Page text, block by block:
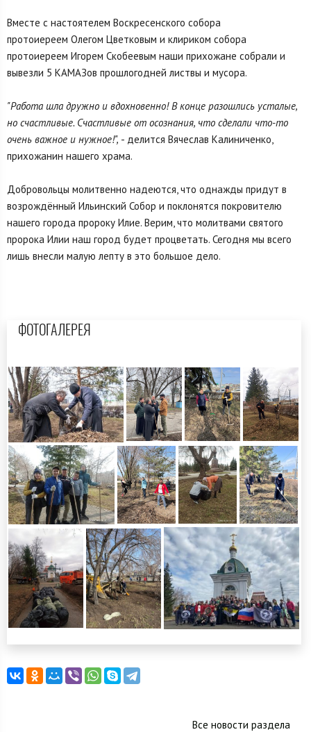
Вместе с настоятелем Воскресенского собора
протоиереем Олегом Цветковым и клириком собора
протоиереем Игорем Скобеевым наши прихожане собрали и
вывезли 5 КАМАЗов прошлогодней листвы и мусора.
"Работа шла дружно и вдохновенно! В конце разошлись усталые,
но счастливые. Счастливые от осознания, что сделали что-то
очень важное и нужное!", - делится Вячеслав Калиниченко,
прихожанин нашего храма.
Добровольцы молитвенно надеются, что однажды придут в
возрождённый Ильинский Собор и поклонятся покровителю
нашего города пророку Илие. Верим, что молитвами святого
пророка Илии наш город будет процветать. Сегодня мы всего
лишь внесли малую лепту в это большое дело.
ФОТОГАЛЕРЕЯ
Все новости раздела